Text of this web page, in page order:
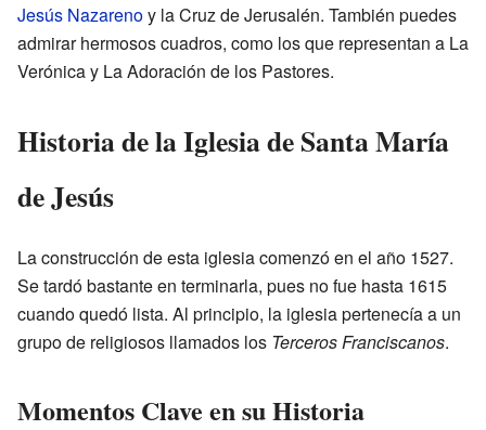
Jesús Nazarenoy la Cruz de Jerusalén. También puedes
admirar hermosos cuadros, como los que representan a La
Verónica y La Adoración de los Pastores.
Historia de la Iglesia de Santa María
de Jesús
La construcción de esta iglesia comenzó en el año 1527.
Se tardó bastante en terminarla, pues no fue hasta 1615
cuando quedó lista. Al principio, la iglesia pertenecía a un
grupo de religiosos llamados los Terceros Franciscanos.
Momentos Clave en su Historia